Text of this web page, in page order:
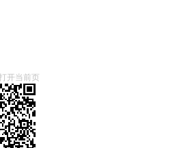
开当前页